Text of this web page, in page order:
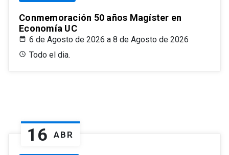
Conmemoración 50 años Magíster en
Economía UC
6 de Agosto de 2026 a 8 de Agosto de 2026
Todo el dia.
16 ABR